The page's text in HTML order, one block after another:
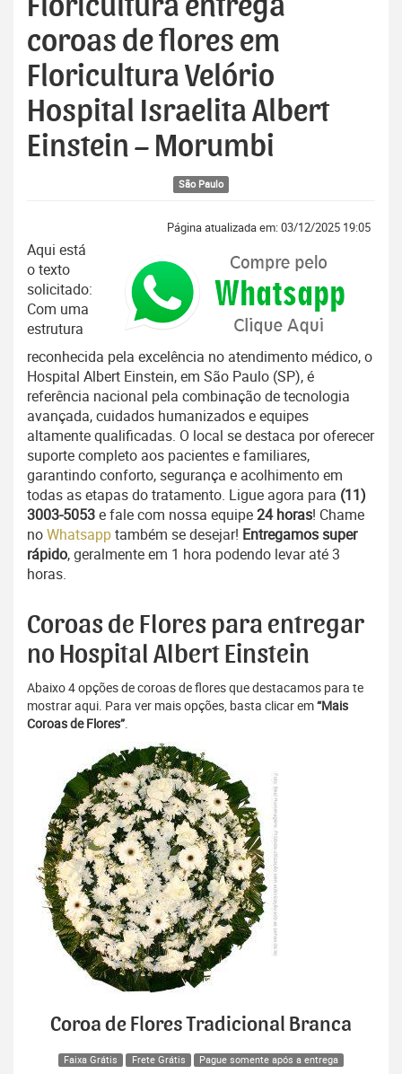
Floricultura entrega
coroas de flores em
Floricultura Velório
Hospital Israelita Albert
Einstein – Morumbi
São Paulo
Página atualizada em: 03/12/2025 19:05
Aqui está
o texto
solicitado:
Com uma
estrutura
reconhecida pela excelência no atendimento médico, o
Hospital Albert Einstein, em São Paulo (SP), é
referência nacional pela combinação de tecnologia
avançada, cuidados humanizados e equipes
altamente qualificadas. O local se destaca por oferecer
suporte completo aos pacientes e familiares,
garantindo conforto, segurança e acolhimento em
todas as etapas do tratamento. Ligue agora para (11)
3003-5053e fale com nossa equipe24 horas! Chame
noWhatsapptambém se desejar! Entregamos super
rápido, geralmente em 1 hora podendo levar até 3
horas.
Coroas de Flores para entregar
no Hospital Albert Einstein
Abaixo 4 opções de coroas de flores que destacamos para te
mostrar aqui. Para ver mais opções, basta clicar em“Mais
Coroas de Flores”.
Coroa de Flores Tradicional Branca
Faixa Grátis Frete Grátis Pague somente após a entrega